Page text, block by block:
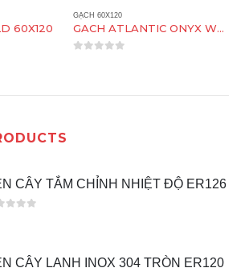
60X120
GẠCH 60X120
GACH ATLANTIC ONYX WHITE 60X120
CÂY TẮM CHỈNH NHIỆT ĐỘ ER126
CÂY LẠNH INOX 304 TRÒN ER120